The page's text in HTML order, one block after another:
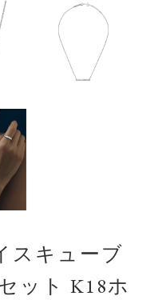
スキューブ
ット K18ホ